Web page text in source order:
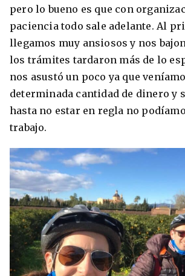
pero lo bueno es que con
paciencia todo sale adelante. Al
llegamos muy ansiosos y nos
los trámites tardaron más de lo
nos asustó un poco ya que
determinada cantidad de dinero y
hasta no estar en regla no
trabajo.